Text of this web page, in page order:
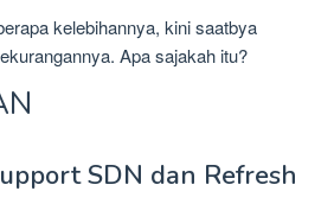
kelebihannya, kini saatbya
Apa sajakah itu?
SDN dan Refresh